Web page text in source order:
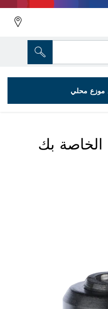
المستقيمة
الخاصة بك
محلي